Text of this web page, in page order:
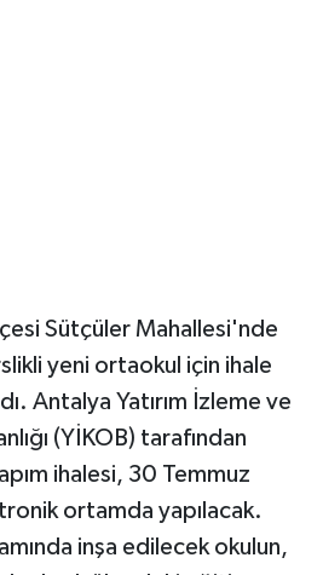
Sütçüler Mahallesi'nde
yeni ortaokul için ihale
Antalya Yatırım İzleme ve
(YİKOB) tarafından
ihalesi, 30 Temmuz
ortamda yapılacak.
inşa edilecek okulun,